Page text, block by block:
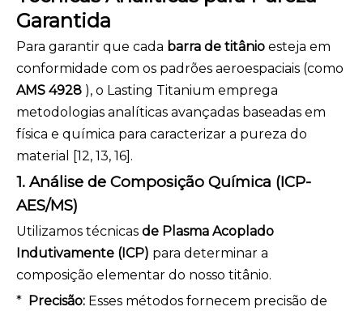
Garantida
Para garantir que cada barra de titânio esteja em
conformidade com os padrões aeroespaciais (como
AMS 4928 ), o Lasting Titanium emprega
metodologias analíticas avançadas baseadas em
física e química para caracterizar a pureza do
material [12, 13, 16].
1. Análise de Composição Química (ICP-
AES/MS)
Utilizamos técnicas de Plasma Acoplado
Indutivamente (ICP) para determinar a
composição elementar do nosso titânio.
* Precisão: Esses métodos fornecem precisão de